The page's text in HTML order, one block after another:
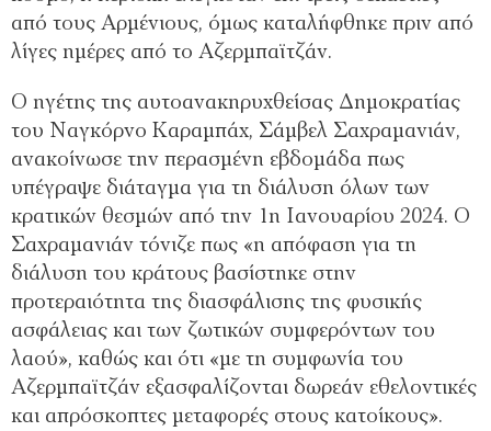
από τους Αρμένιους, όμως καταλήφθηκε πριν από
λίγες ημέρες από το Αζερμπαϊτζάν.
Ο ηγέτης της αυτοανακηρυχθείσας Δημοκρατίας
του Ναγκόρνο Καραμπάχ, Σάμβελ Σαχραμανιάν,
ανακοίνωσε την περασμένη εβδομάδα πως
υπέγραψε διάταγμα για τη διάλυση όλων των
κρατικών θεσμών από την 1η Ιανουαρίου 2024. Ο
Σαχραμανιάν τόνιζε πως «η απόφαση για τη
διάλυση του κράτους βασίστηκε στην
προτεραιότητα της διασφάλισης της φυσικής
ασφάλειας και των ζωτικών συμφερόντων του
λαού», καθώς και ότι «με τη συμφωνία του
Αζερμπαϊτζάν εξασφαλίζονται δωρεάν εθελοντικές
και απρόσκοπτες μεταφορές στους κατοίκους».